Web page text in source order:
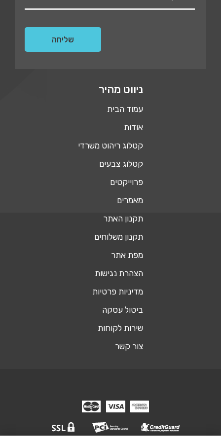
ניווט מהיר
עמוד הבית
אודות
קטלוג ריהוט משרדי
קטלוג צבעים
פרוייקטים
מאמרים
תקנון האתר
תקנון משלוחים
מפת אתר
הצהרת נגישות
מדיניות פרטיות
ביטול עסקה
שירות לקוחות
צור קשר